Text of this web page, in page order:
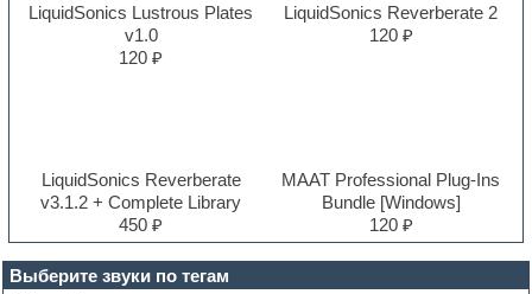
Выберите звуки по тегам
LiquidSonics Lustrous Plates
v1.0
120 ₽
LiquidSonics Reverberate 2
120 ₽
LiquidSonics Reverberate
v3.1.2 + Complete Library
450 ₽
MAAT Professional Plug-Ins
Bundle [Windows]
120 ₽